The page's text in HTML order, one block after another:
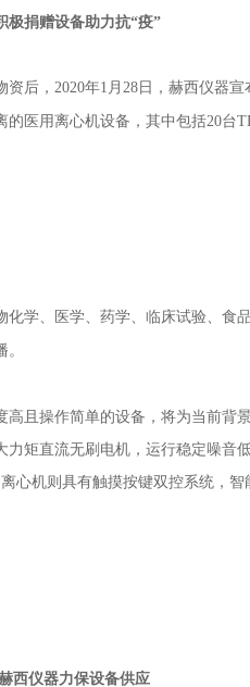
极捐赠设备助力抗“疫”
资后，2020年1月28日，赫西仪器宣
的医用离心机设备，其中包括20台
化学、医学、药学、临床试验、食
。
高且操作简单的设备，将为当前背
力矩直流无刷电机，运行稳定噪音低
离心机则具有触摸按键双控系统，
西仪器力保设备供应